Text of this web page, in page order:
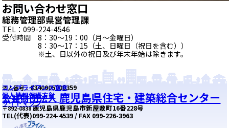
お問い合わせ窓口
総務管理部県営管理課
TEL：099-224-4546
受付時間 8：30～19：00（月～金曜日）
8：30～17：15（土、日曜日（祝日を含む））
※土、日以外の祝日及び年末年始は除きます。
コンプライアンス宣言
個人情報保護方針
サイトマップ
法人番号：8340005000359
公益財団法人鹿児島県住宅・建築総合センター
〒892-0838鹿児島県鹿児島市新屋敷町16番228号
TEL(代表)099-224-4539 / FAX 099-226-3963